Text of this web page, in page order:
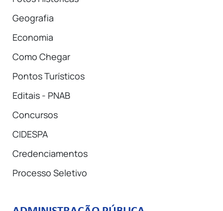
Geografia
Economia
Como Chegar
Pontos Turísticos
Editais - PNAB
Concursos
CIDESPA
Credenciamentos
Processo Seletivo